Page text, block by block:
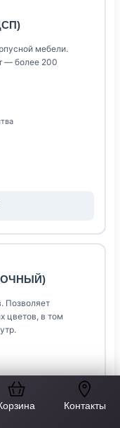
Контакты
мебели.
— более 200
Позволяет
цветов, в том